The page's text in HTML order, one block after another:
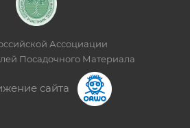
Ассоциации
Посадочного Материала
сайта